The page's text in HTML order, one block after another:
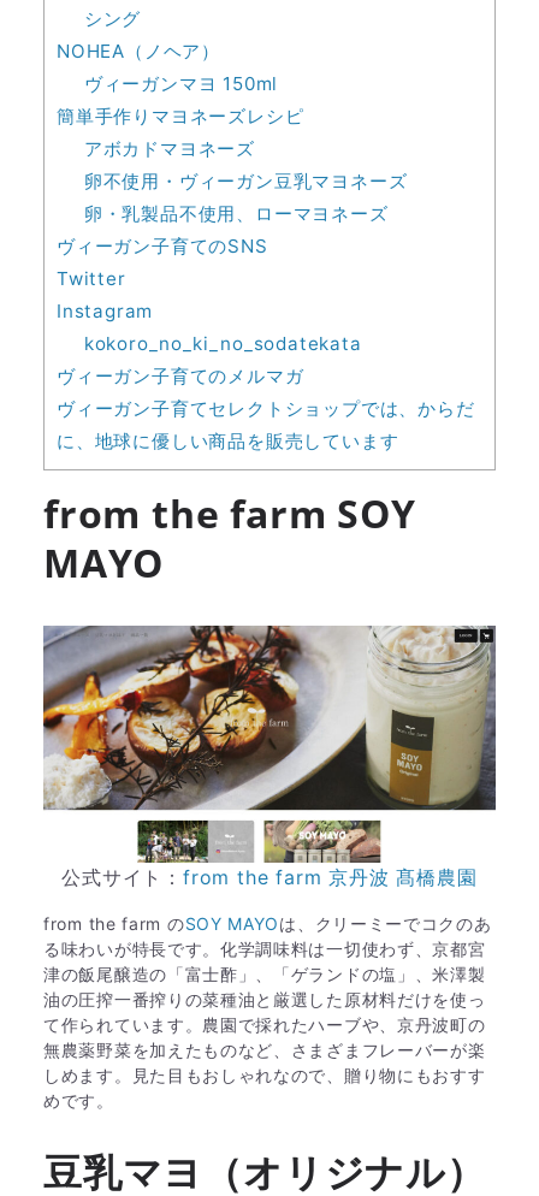
シング
NOHEA（ノヘア）
ヴィーガンマヨ 150ml
簡単手作りマヨネーズレシピ
アボカドマヨネーズ
卵不使用・ヴィーガン豆乳マヨネーズ
卵・乳製品不使用、ローマヨネーズ
ヴィーガン子育てのSNS
Twitter
Instagram
kokoro_no_ki_no_sodatekata
ヴィーガン子育てのメルマガ
ヴィーガン子育てセレクトショップでは、からだ
に、地球に優しい商品を販売しています
from the farm SOY
MAYO
公式サイト：from the farm 京丹波 髙橋農園
from the farm のSOY MAYOは、クリーミーでコクのあ
る味わいが特長です。化学調味料は一切使わず、京都宮
津の飯尾醸造の「富士酢」、「ゲランドの塩」、米澤製
油の圧搾一番搾りの菜種油と厳選した原材料だけを使っ
て作られています。農園で採れたハーブや、京丹波町の
無農薬野菜を加えたものなど、さまざまフレーバーが楽
しめます。見た目もおしゃれなので、贈り物にもおすす
めです。
豆乳マヨ（オリジナル）